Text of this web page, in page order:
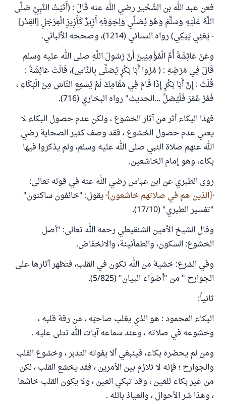
فعن عبد الله بن الشّخّير رضي الله عنه قَالَ : (أَتَيْتُ النَّبِيَّ صَلَّى
اللَّهُ عَلَيْهِ وَسَلَّمَ وَهُوَ يُصَلِّي وَلِجَوْفِهِ أَزِيزٌ كَأَزِيزِ الْمِرْجَلِ [القِدْر]
- يَعْنِي يَبْكِي) رواه النسائي (1214)، وصححه الألباني.
وعَنْ عَائِشَةَ أُمِّ الْمُؤْمِنِينَ أَنَّ رَسُولَ اللَّهِ صلى الله عليه وسلم
قَالَ فِي مَرَضِهِ : ( مُرُوا أَبَا بَكْرٍ يُصَلِّى بِالنَّاسِ)، قَالَتْ عَائِشَةُ :
قُلْتُ : إِنَّ أَبَا بَكْرٍ إِذَا قَامَ فِي مَقَامِكَ لَمْ يُسْمِعِ النَّاسَ مِنَ الْبُكَاءِ ،
فَمُرْ عُمَرَ فَلْيُصَلِّ ...الحديث" رواه البخاري (716).
فهذا البكاء أثر من آثار الخشوع ، ولكن عدم حصول البكاء لا
يعني عدم حصول الخشوع ، فقد وصف كثير الصحابة رضي
الله عنهم صلاة النبي صلى الله عليه وسلم، ولم يذكروا فيها
بكاء، وهو إمام الخاشعين.
روى الطبري عن ابن عباس رضي الله عنه في قوله تعالى:
الذين هم في صلاتهم خاشعون يقول: "‌خائفون ‌ساكنون"
"تفسير الطبري" (17/10).
وقال الشيخ الأمين الشنقيطي رحمه الله تعالى: "أصل
‌الخشوع: ‌السكون، والطمأنينة، والانخفاض.
وفي الشرع: خشية من الله تكون في القلب، فتظهر آثارها على
الجوارح " من "أضواء البيان" (5/825).
ثانياً:
البكاء المحمود : هو الذي يغلب صاحبَه ، من رقة قلبه ،
وخشوعه في صلاته ، وعند سماعه آيات الله تتلى عليه .
ومن لم يحضره بكاء، فينبغي ألا يفوته التدبر ، وخشوع القلب
والجوارح ؛ فإنه لا تلازم بين الأمرين ، فقد يخشع القلب ، لكن
من غير بكاء للعين ، وقد تبكي العين ، ولا يكون القلب خاشعا
، وهذا شر الأحوال ، والعياذ بالله .